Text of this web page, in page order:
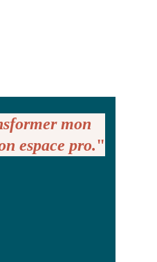
mon
espace pro."